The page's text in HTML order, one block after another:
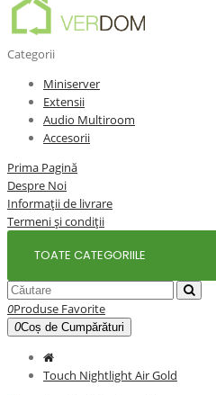
Categorii
Miniserver
Extensii
Audio Multiroom
Accesorii
Prima Pagină
Despre Noi
Informații de livrare
Termeni și condiții
TOATE CATEGORIILE
0Produse Favorite
0Coș de Cumpărături
Touch Nightlight Air Gold